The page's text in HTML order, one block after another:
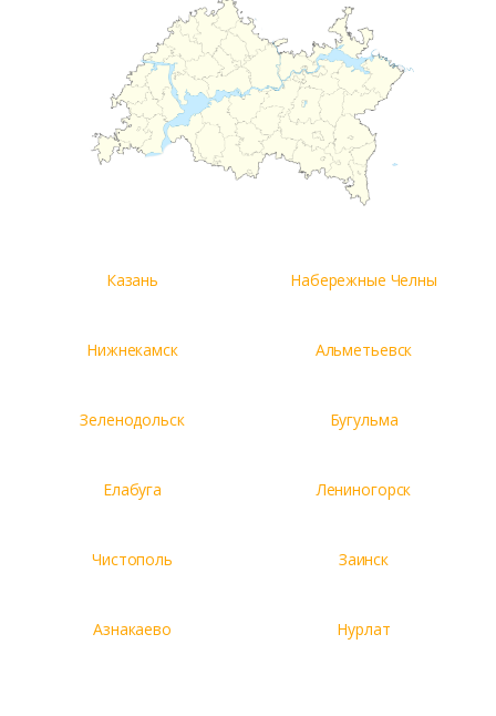
Казань Набережные Челны
Нижнекамск Альметьевск
Зеленодольск Бугульма
Елабуга Лениногорск
Чистополь Заинск
Азнакаево Нурлат